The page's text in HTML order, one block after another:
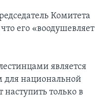
Комитета
его «воодушевляет
является
национальной
только в